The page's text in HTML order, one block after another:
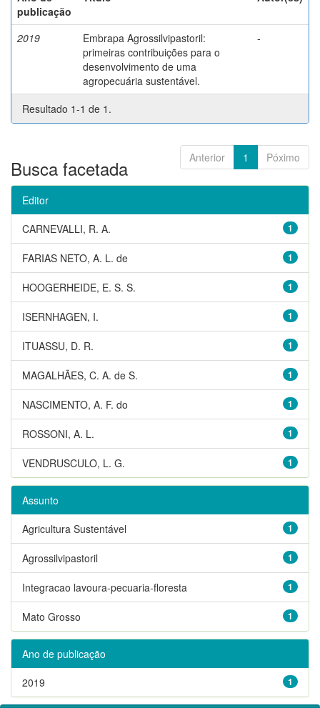
publicação
2019
Embrapa Agrossilvipastoril:
primeiras contribuições para o
desenvolvimento de uma
agropecuária sustentável.
-
Resultado 1-1 de 1.
Anterior 1 Póximo
Busca facetada
Editor
1
CARNEVALLI, R. A.
1
FARIAS NETO, A. L. de
1
HOOGERHEIDE, E. S. S.
1
ISERNHAGEN, I.
1
ITUASSU, D. R.
1
MAGALHÃES, C. A. de S.
1
NASCIMENTO, A. F. do
1
ROSSONI, A. L.
1
VENDRUSCULO, L. G.
Assunto
1
Agricultura Sustentável
1
Agrossilvipastoril
1
Integracao lavoura-pecuaria-floresta
1
Mato Grosso
Ano de publicação
1
2019